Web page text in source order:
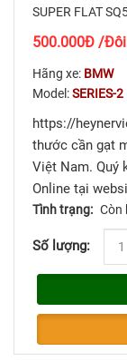
SUPER FLAT
500.000Đ /Đôi
Hãng xe: BMW
Model:SERIES-2
https://
thước cần gạt
Việt Nam. Quý
Online tại
Tình trạng: Còn
Số lượng: